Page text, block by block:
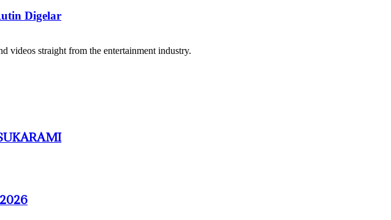
Digelar
videos straight from the entertainment industry.